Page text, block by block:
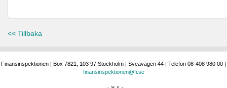
<< Tillbaka
Finansinspektionen | Box 7821, 103 97 Stockholm | Sveavägen 44 | Telefon 08-408 980 00 |
finansinspektionen@fi.se